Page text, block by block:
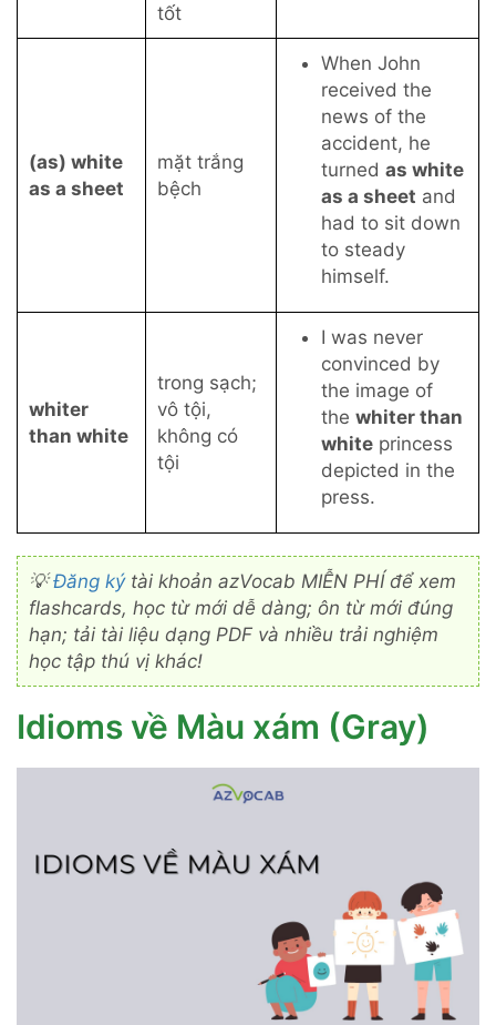
tốt
(as) white
as a sheet
mặt trắng
bệch
When John
received the
news of the
accident, he
turned as white
as a sheet and
had to sit down
to steady
himself.
whiter
than white
trong sạch;
vô tội,
không có
tội
I was never
convinced by
the image of
the whiter than
white princess
depicted in the
press.
💡Đăng kýtài khoản azVocab MIỄN PHÍ để xem
flashcards, học từ mới dễ dàng; ôn từ mới đúng
hạn; tải tài liệu dạng PDF và nhiều trải nghiệm
học tập thú vị khác!
Idioms về Màu xám (Gray)